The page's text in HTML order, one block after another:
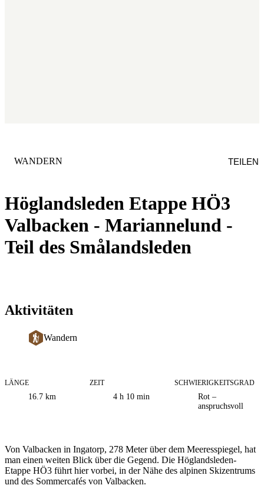
Höglandsleden Etappe HÖ3
Valbacken - Mariannelund -
Teil des Smålandsleden
KATEGORIE
WANDERN TEILEN
Aktivitäten
Wandern
Informationen
zum
LÄNGE
16.7 km
ZEIT
4 h 10 min
SCHWIERIGKEITSGRAD
Rot –
anspruchsvoll
Von Valbacken in Ingatorp, 278 Meter über dem Meeresspiegel, hat
man einen weiten Blick über die Gegend. Die Höglandsleden-
Etappe HÖ3 führt hier vorbei, in der Nähe des alpinen Skizentrums
und des Sommercafés von Valbacken.